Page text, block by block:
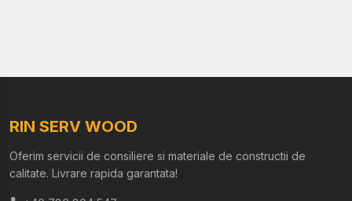
RIN SERV WOOD
Oferim servicii de consiliere si materiale de constructii de
calitate. Livrare rapida garantata!